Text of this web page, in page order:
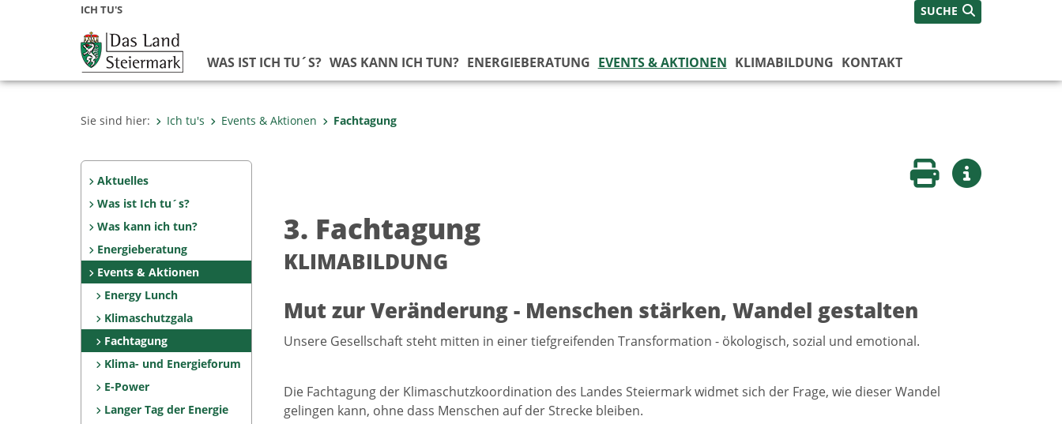
ICH TU'S SUCHE
WAS IST ICH TU´S? WAS KANN ICH TUN? ENERGIEBERATUNG EVENTS & AKTIONEN KLIMABILDUNG KONTAKT
Sie sind hier: Ich tu's Events & Aktionen Fachtagung
Aktuelles
Was ist Ich tu´s?
Was kann ich tun?
Energieberatung
Events & Aktionen
Energy Lunch
Klimaschutzgala
Fachtagung
Klima- und Energieforum
E-Power
Langer Tag der Energie
Seite druckenWeitere Infos
3. Fachtagung
KLIMABILDUNG
Mut zur Veränderung - Menschen stärken, Wandel gestalten
Unsere Gesellschaft steht mitten in einer tiefgreifenden Transformation - ökologisch, sozial und emotional.
Die Fachtagung der Klimaschutzkoordination des Landes Steiermark widmet sich der Frage, wie dieser Wandel
gelingen kann, ohne dass Menschen auf der Strecke bleiben.